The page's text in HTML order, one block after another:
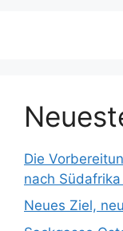
Die
nach
Neues Ziel,